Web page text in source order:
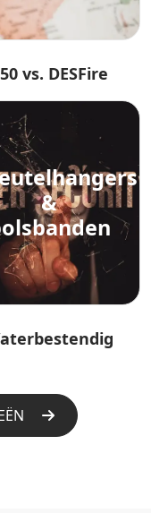
vs. DESFire
&